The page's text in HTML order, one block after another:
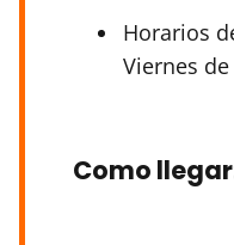
Horarios
Viernes
Como llegar